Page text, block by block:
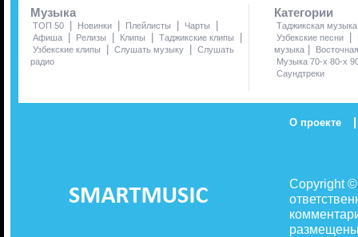
Музыка
ТОП 50 | Новинки | Плейлисты | Чарты |
Афиша | Релизы | Клипы | Таджикские клипы |
Узбекские клипы | Слушать музыку | Слушать
радио
Категории
Таджикская музыка
Узбекские песни
|
музыка |
Музыка 70-х 80-х
Саундтреки
О проекте |
Copyright
размещены